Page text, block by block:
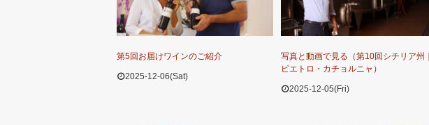
第5回お届けワインのご紹介
2025-12-06(Sat)
写真と動画で見る（第10回シチリア州｜
ピエトロ・カチョルニャ）
2025-12-05(Fri)